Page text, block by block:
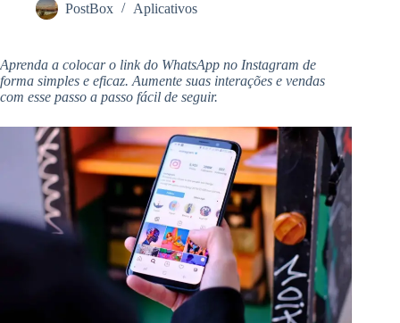
PostBox Aplicativos
Aprenda a colocar o link do WhatsApp no Instagram de
forma simples e eficaz. Aumente suas interações e vendas
com esse passo a passo fácil de seguir.